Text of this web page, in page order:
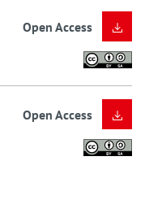
Open Access
Open Access